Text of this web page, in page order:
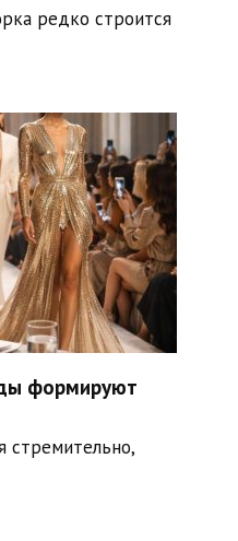
редко строится
формируют
стремительно,